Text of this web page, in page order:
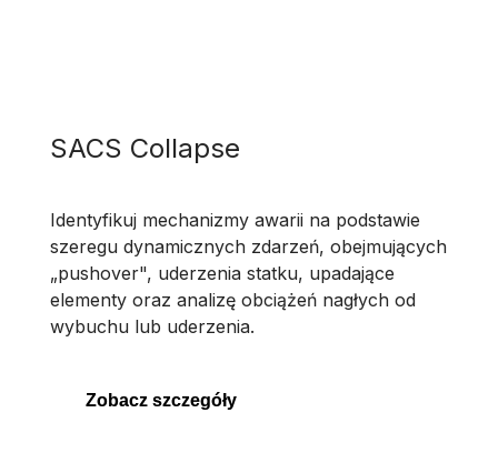
SACS Collapse
Identyfikuj mechanizmy awarii na podstawie
szeregu dynamicznych zdarzeń, obejmujących
„pushover", uderzenia statku, upadające
elementy oraz analizę obciążeń nagłych od
wybuchu lub uderzenia.
Zobacz szczegóły